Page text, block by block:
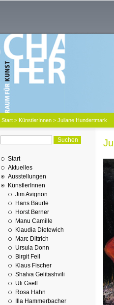
Start> KünstlerInnen> Juliane Hundertmark
Start
Aktuelles
Ausstellungen
KünstlerInnen
Jim Avignon
Hans Bäurle
Horst Berner
Manu Camille
Klaudia Dietewich
Marc Dittrich
Ursula Donn
Birgit Feil
Klaus Fischer
Shalva Gelitashvili
Uli Gsell
Rosa Hahn
Illa Hammerbacher